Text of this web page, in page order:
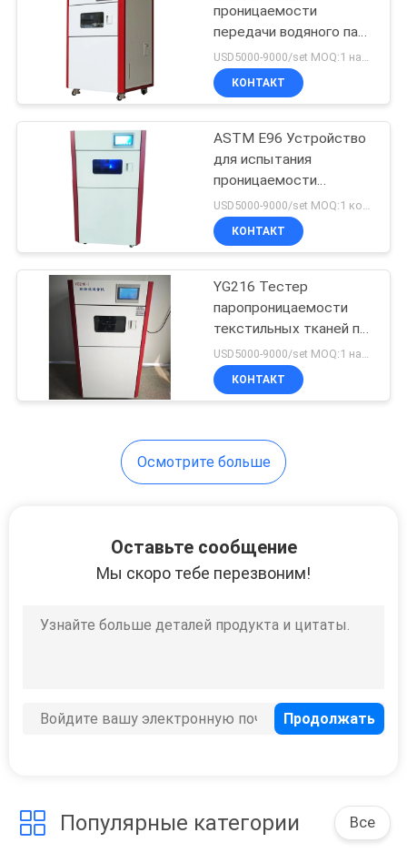
PRIVACY
POLICY
проницаемости
передачи водяного пара
текстильной ткани
ASTM E96
USD5000-9000/set MOQ:1 набор
КОНТАКТ
ASTM E96 Устройство
для испытания
проницаемости
текстильной ткани при
передаче водяного
пара
КОНТАКТ
YG216 Тестер
паропроницаемости
текстильных тканей по
ASTM E96
КОНТАКТ
Осмотрите больше
Оставьте сообщение
Мы скоро тебе перезвоним!
Популярные категории Все